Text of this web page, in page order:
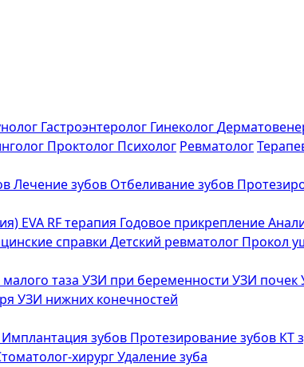
Гастроэнтеролог Гинеколог
Проктолог Психолог Ревматолог
Лечение зубов Отбеливание зубов
EVA RF терапия Годовое прикрепление
справки Детский ревматолог Прокол
таза УЗИ при беременности УЗИ почек
УЗИ нижних конечностей
Имплантация зубов Протезирование зубов КТ
хирургУдаление зуба